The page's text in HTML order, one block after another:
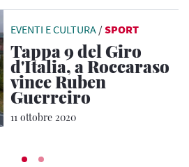
EVENTI E CULTURA /SPORT
Tappa 9 del Giro
d'Italia, a Roccaraso
vince Ruben
Guerreiro
11 ottobre 2020